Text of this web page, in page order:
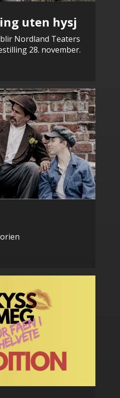
uten hysj
Nordland Teaters
28. november.